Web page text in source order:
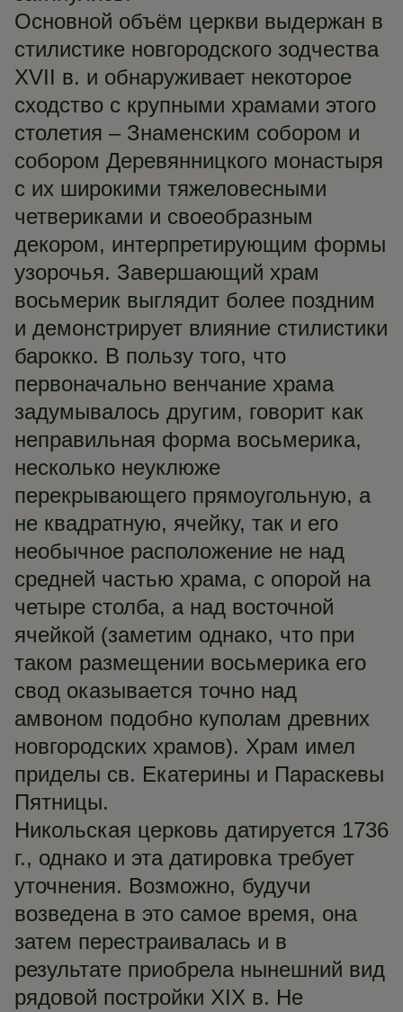
Основной объём церкви выдержан в
стилистике новгородского зодчества
XVII в. и обнаруживает некоторое
сходство с крупными храмами этого
столетия – Знаменским собором и
собором Деревянницкого монастыря
с их широкими тяжеловесными
четвериками и своеобразным
декором, интерпретирующим формы
узорочья. Завершающий храм
восьмерик выглядит более поздним
и демонстрирует влияние стилистики
барокко. В пользу того, что
первоначально венчание храма
задумывалось другим, говорит как
неправильная форма восьмерика,
несколько неуклюже
перекрывающего прямоугольную, а
не квадратную, ячейку, так и его
необычное расположение не над
средней частью храма, с опорой на
четыре столба, а над восточной
ячейкой (заметим однако, что при
таком размещении восьмерика его
свод оказывается точно над
амвоном подобно куполам древних
новгородских храмов). Храм имел
приделы св. Екатерины и Параскевы
Пятницы.
Никольская церковь датируется 1736
г., однако и эта датировка требует
уточнения. Возможно, будучи
возведена в это самое время, она
затем перестраивалась и в
результате приобрела нынешний вид
рядовой постройки XIX в. Не